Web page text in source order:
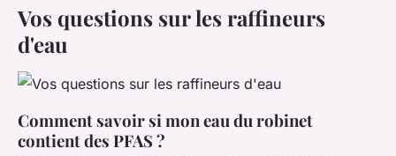
Vos questions sur les raffineurs
d'eau
Comment savoir si mon eau du robinet
contient des PFAS ?